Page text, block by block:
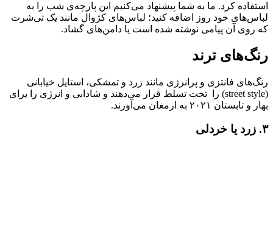
استفاده کرد. ما به شما پیشنهاد می‌کنیم این پارچه‌ی شب را به
لباس‌های خود روز اضافه کنید؛ لباس‌های کژوال مانند یک تی‌شرت
که روی آن پیامی نوشته شده است یا دامن‌های گشاد.
رنگ‌های ترند
رنگ‌های فانتزی و پرانرژی مانند زرد و تمشکی، استایل خیابانی
(street style) را تحت تسلط قرار می‌دهند و شادابی و انرژی را برای
بهار و تابستان ۲۰۲۱ به ارمغان می‌آورند.
۳. زرد یا خردلی